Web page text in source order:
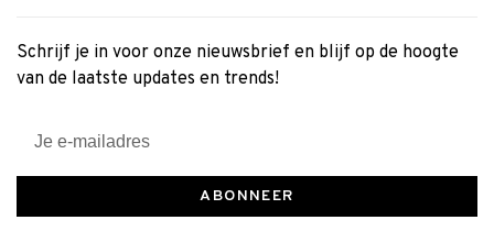
Schrijf je in voor onze nieuwsbrief en blijf op de hoogte
van de laatste updates en trends!
ABONNEER